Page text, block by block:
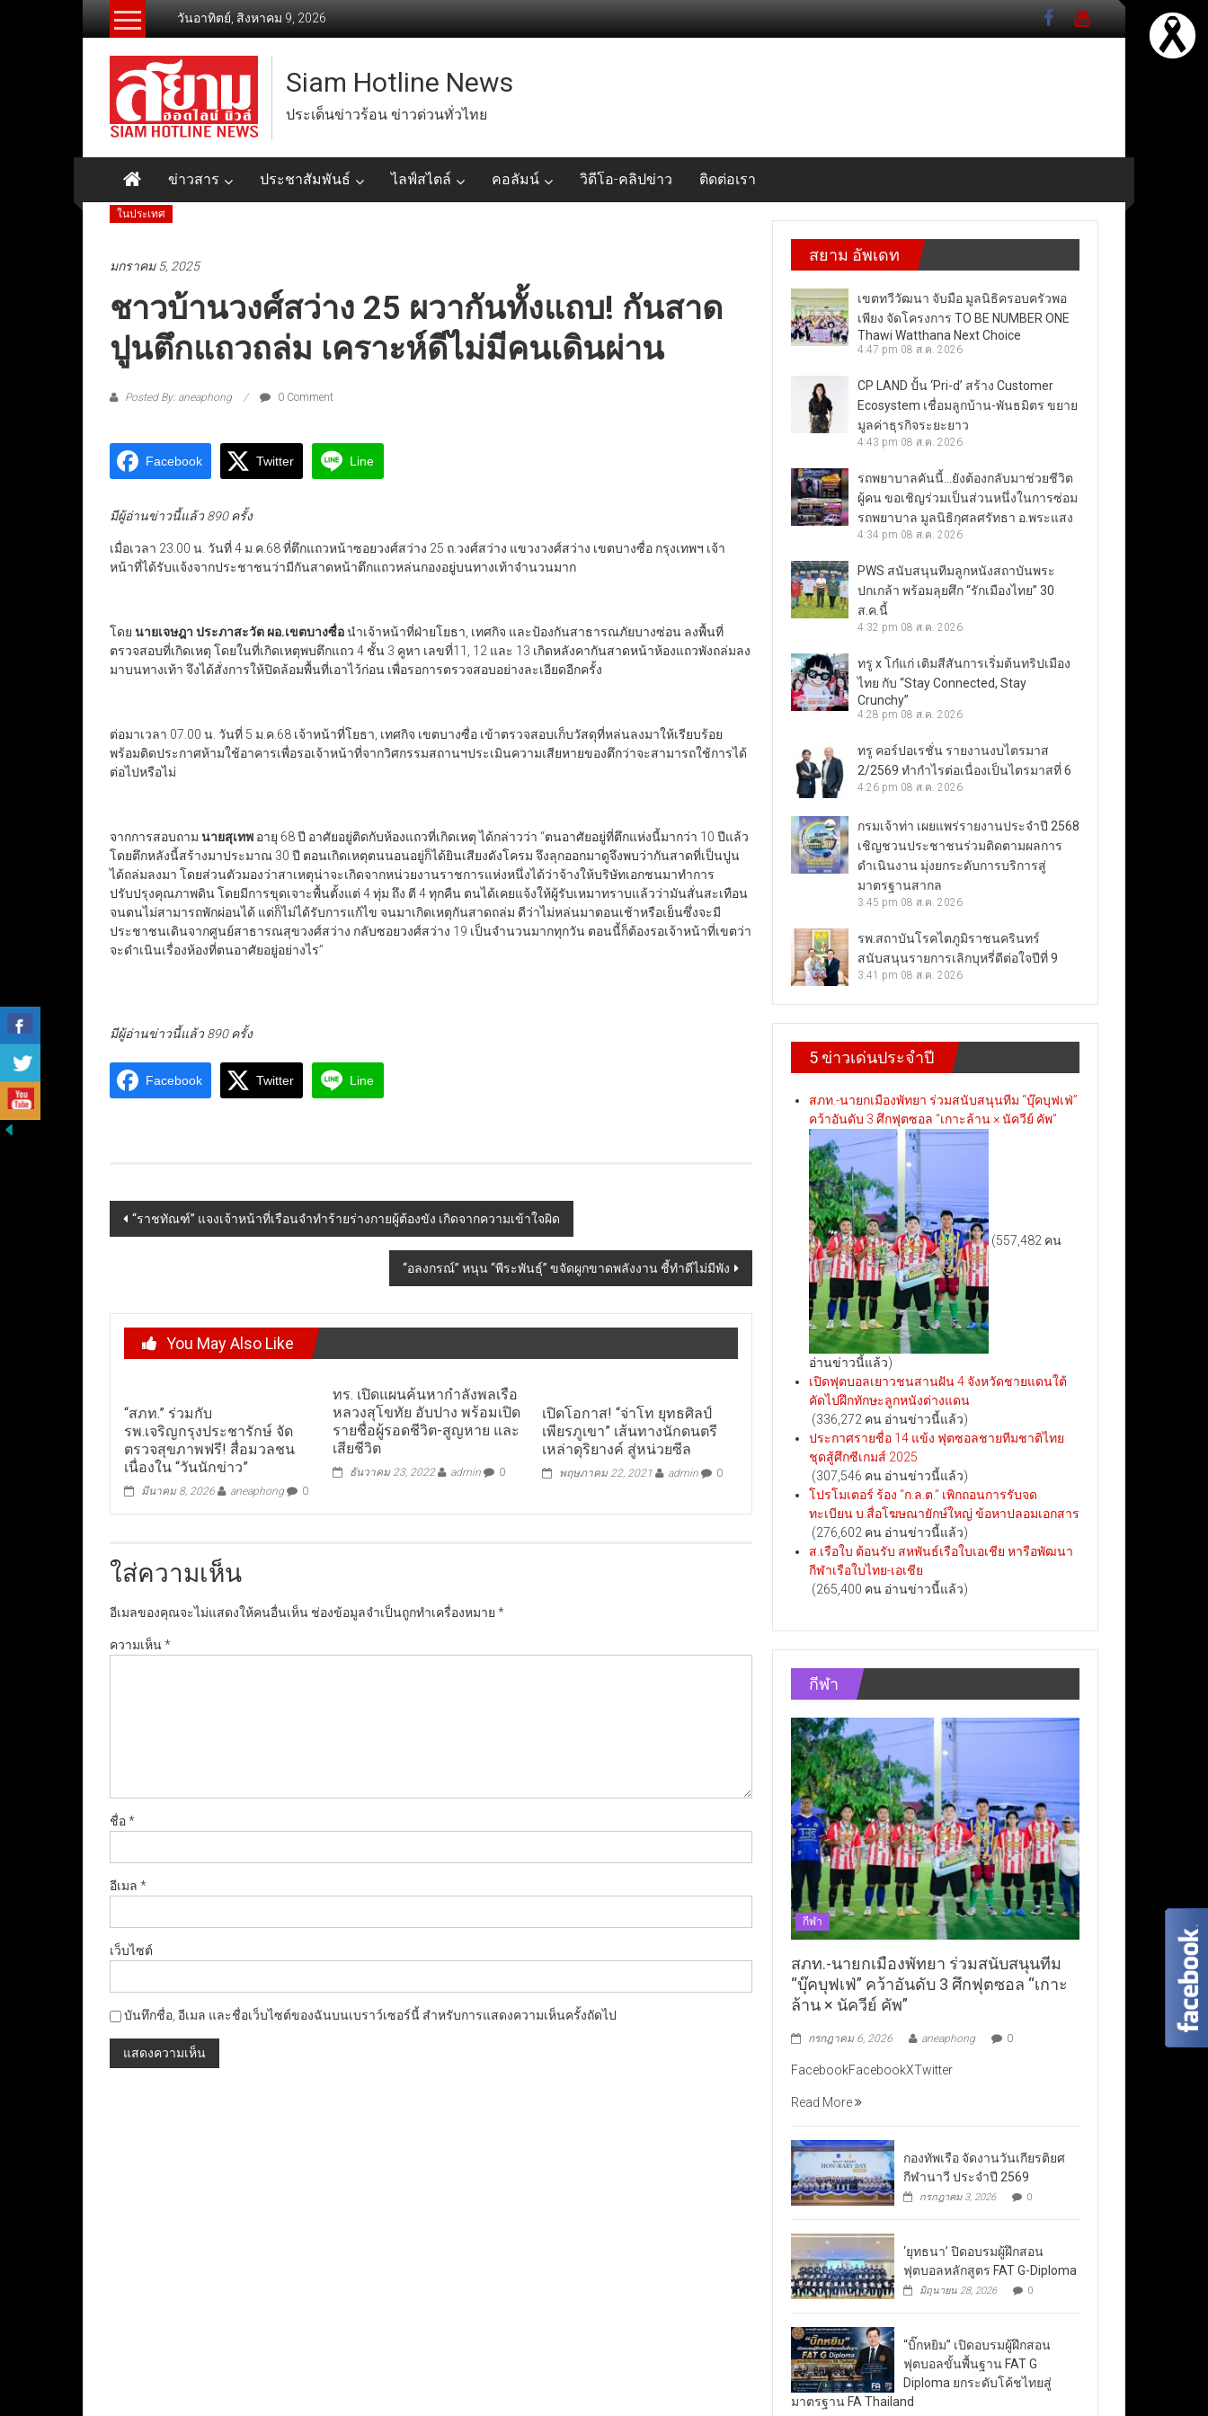
วันอาทิตย์, สิงหาคม 9, 2026
Siam Hotline News
ประเด็นข่าวร้อน ข่าวด่วนทั่วไทย
ข่าวสาร ประชาสัมพันธ์ ไลฟ์สไตล์ คอลัมน์ วิดีโอ-คลิปข่าว ติดต่อเรา
ในประเทศ
มกราคม 5, 2025
ชาวบ้านวงศ์สว่าง 25 ผวากันทั้งแถบ! กันสาด
ปูนตึกแถวถล่ม เคราะห์ดีไม่มีคนเดินผ่าน
Posted By: aneaphong 0 Comment
Facebook Twitter Line
มีผู้อ่านข่าวนี้แล้ว 890 ครั้ง
เมื่อเวลา 23.00 น. วันที่ 4 ม.ค.68 ที่ตึกแถวหน้าซอยวงศ์สว่าง 25 ถ.วงศ์สว่าง แขวงวงศ์สว่าง เขตบางซื่อ กรุงเทพฯ เจ้า
หน้าที่ได้รับแจ้งจากประชาชนว่ามีกันสาดหน้าตึกแถวหล่นกองอยู่บนทางเท้าจำนวนมาก
โดย นายเจษฎา ประภาสะวัต ผอ.เขตบางซื่อนำเจ้าหน้าที่ฝ่ายโยธา, เทศกิจ และป้องกันสาธารณภัยบางซ่อน ลงพื้นที่
ตรวจสอบที่เกิดเหตุ โดยในที่เกิดเหตุพบตึกแถว 4 ชั้น 3 คูหา เลขที่11, 12 และ 13 เกิดหลังคากันสาดหน้าห้องแถวพังถล่มลง
มาบนทางเท้า จึงได้สั่งการให้ปิดล้อมพื้นที่เอาไว้ก่อน เพื่อรอการตรวจสอบอย่างละเอียดอีกครั้ง
ต่อมาเวลา 07.00 น. วันที่ 5 ม.ค.68 เจ้าหน้าที่โยธา, เทศกิจ เขตบางซื่อ เข้าตรวจสอบเก็บวัสดุที่หล่นลงมาให้เรียบร้อย
พร้อมติดประกาศห้ามใช้อาคารเพื่อรอเจ้าหน้าที่จากวิศกรรมสถานฯประเมินความเสียหายของตึกว่าจะสามารถใช้การได้
ต่อไปหรือไม่
จากการสอบถาม นายสุเทพ อายุ 68 ปี อาศัยอยู่ติดกับห้องแถวที่เกิดเหตุ ได้กล่าวว่า “ตนอาศัยอยู่ที่ตึกแห่งนี้มากว่า 10 ปีแล้ว
โดยตึกหลังนี้สร้างมาประมาณ 30 ปี ตอนเกิดเหตุตนนอนอยู่ก็ได้ยินเสียงดังโครม จึงลุกออกมาดูจึงพบว่ากันสาดที่เป็นปูน
ได้ถล่มลงมา โดยส่วนตัวมองว่าสาเหตุน่าจะเกิดจากหน่วยงานราชการแห่งหนึ่งได้ว่าจ้างให้บริษัทเอกชนมาทำการ
ปรับปรุงคุณภาพดิน โดยมีการขุดเจาะพื้นตั้งแต่ 4 ทุ่ม ถึง ตี 4 ทุกคืน ตนได้เคยแจ้งให้ผู้รับเหมาทราบแล้วว่ามันสั่นสะเทือน
จนตนไม่สามารถพักผ่อนได้ แต่ก็ไม่ได้รับการแก้ไข จนมาเกิดเหตุกันสาดถล่ม ดีว่าไม่หล่นมาตอนเช้าหรือเย็นซึ่งจะมี
ประชาชนเดินจากศูนย์สาธารณสุขวงศ์สว่าง กลับซอยวงศ์สว่าง 19 เป็นจำนวนมากทุกวัน ตอนนี้ก็ต้องรอเจ้าหน้าที่เขตว่า
จะดำเนินเรื่องห้องที่ตนอาศัยอยู่อย่างไร”
มีผู้อ่านข่าวนี้แล้ว 890 ครั้ง
Facebook Twitter Line
Post
“ราชทัณฑ์” แจงเจ้าหน้าที่เรือนจำทำร้ายร่างกายผู้ต้องขัง เกิดจากความเข้าใจผิด
“อลงกรณ์” หนุน “พีระพันธุ์” ขจัดผูกขาดพลังงาน ชี้ทำดีไม่มีพัง
You May Also Like
“สภท.” ร่วมกับ
รพ.เจริญกรุงประชารักษ์ จัด
ตรวจสุขภาพฟรี! สื่อมวลชน
เนื่องใน “วันนักข่าว”
มีนาคม 8, 2026 aneaphong 0
ทร. เปิดแผนค้นหากำลังพลเรือ
หลวงสุโขทัย อับปาง พร้อมเปิด
รายชื่อผู้รอดชีวิต-สูญหาย และ
เสียชีวิต
ธันวาคม 23, 2022 admin 0
เปิดโอกาส! “จ่าโท ยุทธศิลป์
เพียรภูเขา” เส้นทางนักดนตรี
เหล่าดุริยางค์ สู่หน่วยซีล
พฤษภาคม 22, 2021 admin 0
ใส่ความเห็น
อีเมลของคุณจะไม่แสดงให้คนอื่นเห็น ช่องข้อมูลจำเป็นถูกทำเครื่องหมาย *
ความเห็น*
ชื่อ*
อีเมล *
เว็บไซต์
บันทึกชื่อ, อีเมล และชื่อเว็บไซต์ของฉันบนเบราว์เซอร์นี้ สำหรับการแสดงความเห็นครั้งถัดไป
สยาม อัพเดท
เขตทวีวัฒนา จับมือ มูลนิธิครอบครัวพอ
เพียง จัดโครงการ TO BE NUMBER ONE
Thawi Watthana Next Choice
4:47 pm 08 ส.ค. 2026
CP LAND ปั้น ‘Pri-d’ สร้าง Customer
Ecosystem เชื่อมลูกบ้าน-พันธมิตร ขยาย
มูลค่าธุรกิจระยะยาว
4:43 pm 08 ส.ค. 2026
รถพยาบาลคันนี้…ยังต้องกลับมาช่วยชีวิต
ผู้คน ขอเชิญร่วมเป็นส่วนหนึ่งในการซ่อม
รถพยาบาล มูลนิธิกุศลศรัทธา อ.พระแสง
4:34 pm 08 ส.ค. 2026
PWS สนับสนุนทีมลูกหนังสถาบันพระ
ปกเกล้า พร้อมลุยศึก “รักเมืองไทย” 30
ส.ค.นี้
4:32 pm 08 ส.ค. 2026
ทรู x โก๋แก่ เติมสีสันการเริ่มต้นทริปเมือง
ไทย กับ “Stay Connected, Stay
Crunchy”
4:28 pm 08 ส.ค. 2026
ทรู คอร์ปอเรชั่น รายงานงบไตรมาส
2/2569 ทำกำไรต่อเนื่องเป็นไตรมาสที่ 6
4:26 pm 08 ส.ค. 2026
กรมเจ้าท่า เผยแพร่รายงานประจำปี 2568
เชิญชวนประชาชนร่วมติดตามผลการ
ดำเนินงาน มุ่งยกระดับการบริการสู่
มาตรฐานสากล
3:45 pm 08 ส.ค. 2026
รพ.สถาบันโรคไตภูมิราชนครินทร์
สนับสนุนรายการเลิกบุหรี่ดีต่อใจปีที่ 9
3:41 pm 08 ส.ค. 2026
5 ข่าวเด่นประจำปี
สภท.-นายกเมืองพัทยา ร่วมสนับสนุนทีม “บุ๊คบุฟเฟ่”
คว้าอันดับ 3 ศึกฟุตซอล “เกาะล้าน × นัควีย์ คัพ”
(557,482 คน
อ่านข่าวนี้แล้ว)
เปิดฟุตบอลเยาวชนสานฝัน 4 จังหวัดชายแดนใต้
คัดไปฝึกทักษะลูกหนังต่างแดน
(336,272 คน อ่านข่าวนี้แล้ว)
ประกาศรายชื่อ 14 แข้ง ฟุตซอลชายทีมชาติไทย
ชุดสู้ศึกซีเกมส์ 2025
(307,546 คน อ่านข่าวนี้แล้ว)
โปรโมเตอร์ ร้อง “ก.ล.ต.” เพิกถอนการรับจด
ทะเบียน บ.สื่อโฆษณายักษ์ใหญ่ ข้อหาปลอมเอกสาร
(276,602 คน อ่านข่าวนี้แล้ว)
ส.เรือใบ ต้อนรับ สหพันธ์เรือใบเอเชีย หารือพัฒนา
กีฬาเรือใบไทย-เอเชีย
(265,400 คน อ่านข่าวนี้แล้ว)
กีฬา
กีฬา
สภท.-นายกเมืองพัทยา ร่วมสนับสนุนทีม
“บุ๊คบุฟเฟ่” คว้าอันดับ 3 ศึกฟุตซอล “เกาะ
ล้าน × นัควีย์ คัพ”
กรกฎาคม 6, 2026 aneaphong 0
FacebookFacebookXTwitter
Read More
กองทัพเรือ จัดงานวันเกียรติยศ
กีฬานาวี ประจำปี 2569
กรกฎาคม 3, 2026 0
‘ยุทธนา’ ปิดอบรมผู้ฝึกสอน
ฟุตบอลหลักสูตร FAT G-Diploma
มิถุนายน 28, 2026 0
“บิ๊กหยิม” เปิดอบรมผู้ฝึกสอน
ฟุตบอลขั้นพื้นฐาน FAT G
Diploma ยกระดับโค้ชไทยสู่
มาตรฐาน FA Thailand